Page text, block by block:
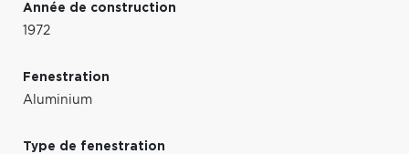
Année de construction
1972
Fenestration
Aluminium
Type de fenestration